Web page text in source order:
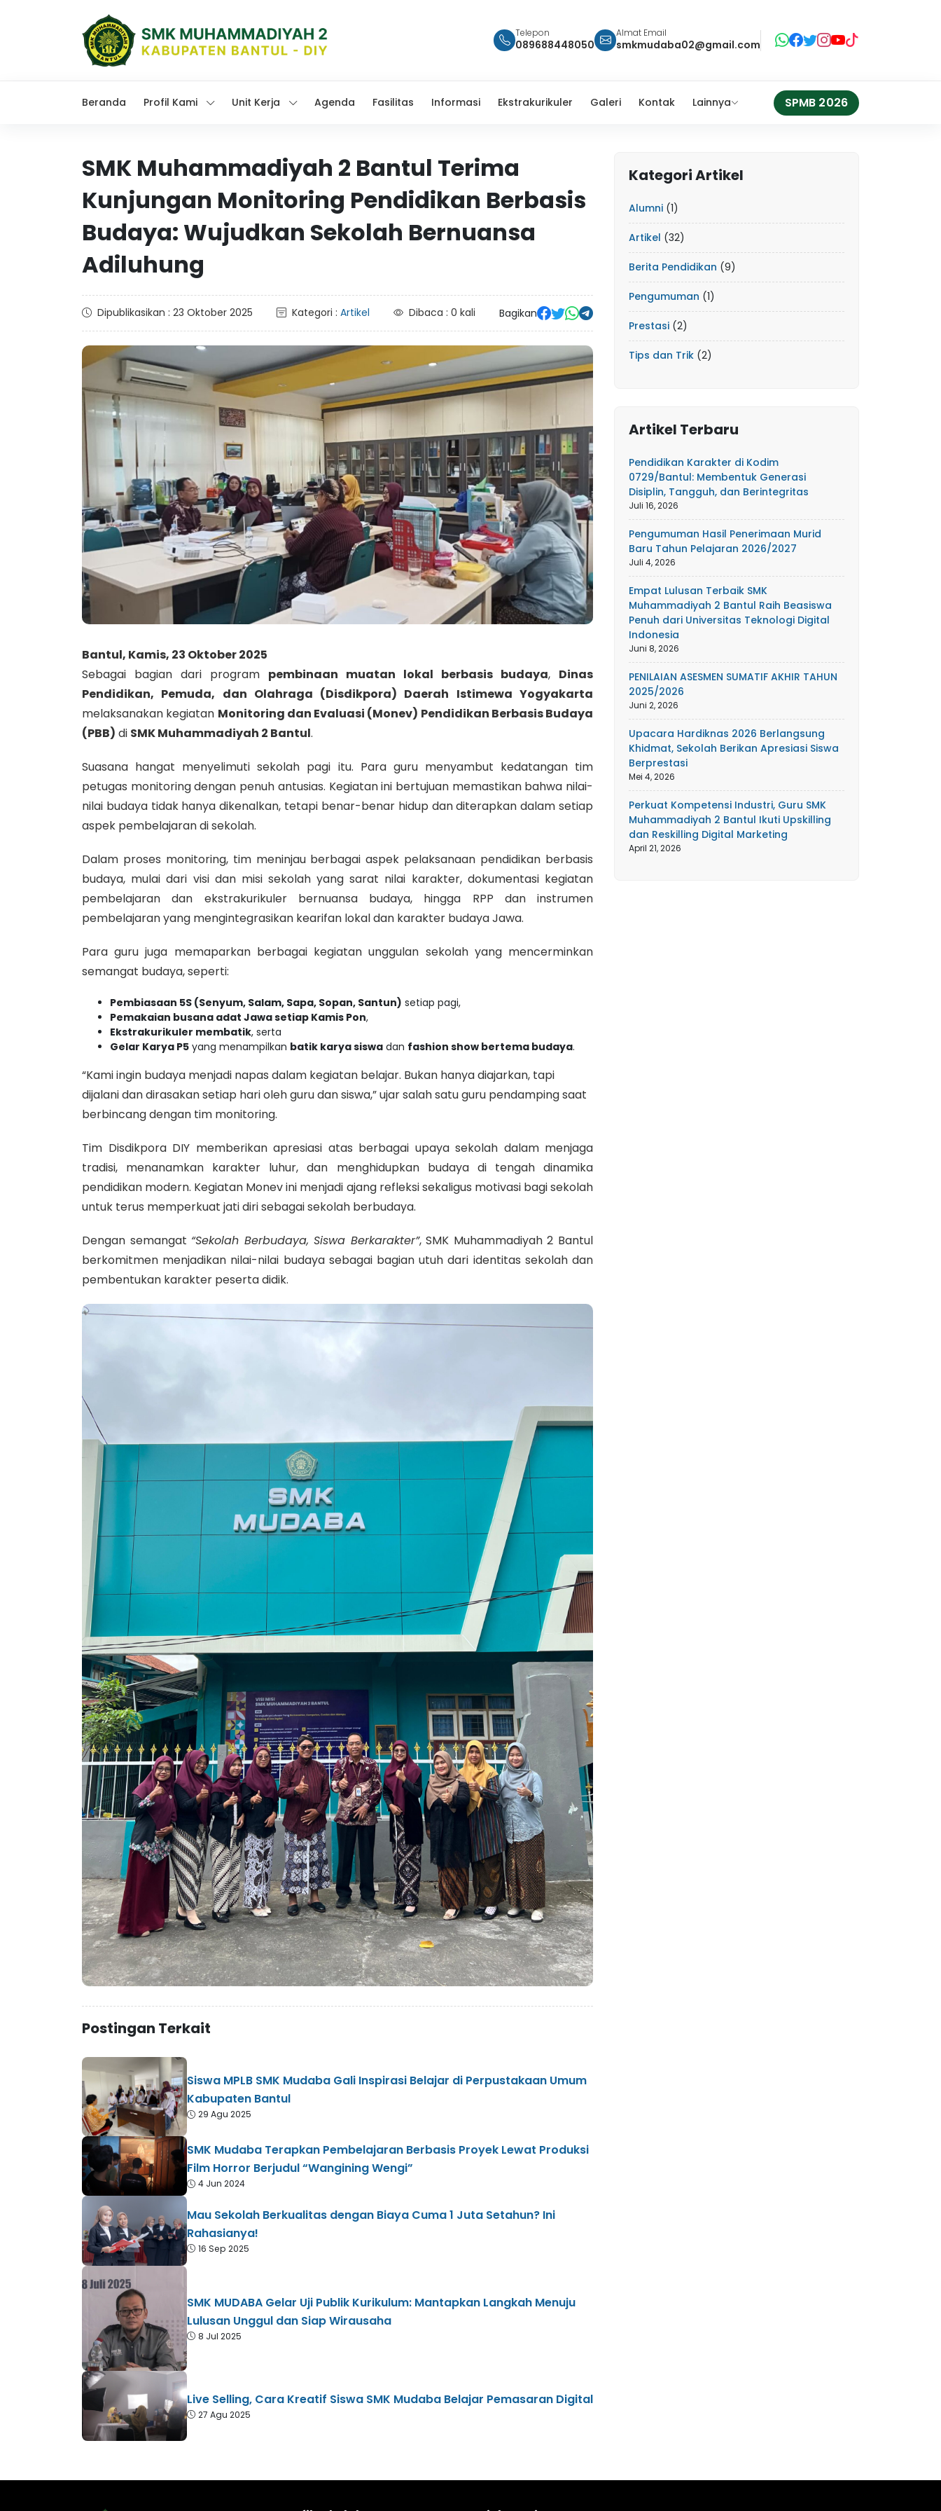
Telepon
089688448050
Almat Email
smkmudaba02@gmail.com
Beranda Profil Kami Unit Kerja Agenda Fasilitas Informasi Ekstrakurikuler Galeri Kontak Lainnya SPMB 2026
SMK Muhammadiyah 2 Bantul Terima
Kunjungan Monitoring Pendidikan Berbasis
Budaya: Wujudkan Sekolah Bernuansa
Adiluhung
Dipublikasikan : 23 Oktober 2025 Kategori : Artikel Dibaca : 0 kali Bagikan
Bantul, Kamis, 23 Oktober 2025
Sebagai bagian dari program pembinaan muatan lokal berbasis budaya, Dinas
Pendidikan, Pemuda, dan Olahraga (Disdikpora) Daerah Istimewa Yogyakarta
melaksanakan kegiatan Monitoring dan Evaluasi (Monev) Pendidikan Berbasis Budaya
(PBB) di SMK Muhammadiyah 2 Bantul.
Suasana hangat menyelimuti sekolah pagi itu. Para guru menyambut kedatangan tim
petugas monitoring dengan penuh antusias. Kegiatan ini bertujuan memastikan bahwa nilai-
nilai budaya tidak hanya dikenalkan, tetapi benar-benar hidup dan diterapkan dalam setiap
aspek pembelajaran di sekolah.
Dalam proses monitoring, tim meninjau berbagai aspek pelaksanaan pendidikan berbasis
budaya, mulai dari visi dan misi sekolah yang sarat nilai karakter, dokumentasi kegiatan
pembelajaran dan ekstrakurikuler bernuansa budaya, hingga RPP dan instrumen
pembelajaran yang mengintegrasikan kearifan lokal dan karakter budaya Jawa.
Para guru juga memaparkan berbagai kegiatan unggulan sekolah yang mencerminkan
semangat budaya, seperti:
Pembiasaan 5S (Senyum, Salam, Sapa, Sopan, Santun) setiap pagi,
Pemakaian busana adat Jawa setiap Kamis Pon,
Ekstrakurikuler membatik, serta
Gelar Karya P5 yang menampilkan batik karya siswa dan fashion show bertema budaya.
“Kami ingin budaya menjadi napas dalam kegiatan belajar. Bukan hanya diajarkan, tapi
dijalani dan dirasakan setiap hari oleh guru dan siswa,” ujar salah satu guru pendamping saat
berbincang dengan tim monitoring.
Tim Disdikpora DIY memberikan apresiasi atas berbagai upaya sekolah dalam menjaga
tradisi, menanamkan karakter luhur, dan menghidupkan budaya di tengah dinamika
pendidikan modern. Kegiatan Monev ini menjadi ajang refleksi sekaligus motivasi bagi sekolah
untuk terus memperkuat jati diri sebagai sekolah berbudaya.
Dengan semangat “Sekolah Berbudaya, Siswa Berkarakter”, SMK Muhammadiyah 2 Bantul
berkomitmen menjadikan nilai-nilai budaya sebagai bagian utuh dari identitas sekolah dan
pembentukan karakter peserta didik.
Postingan Terkait
Siswa MPLB SMK Mudaba Gali Inspirasi Belajar di Perpustakaan Umum
Kabupaten Bantul
29 Agu 2025
SMK Mudaba Terapkan Pembelajaran Berbasis Proyek Lewat Produksi
Film Horror Berjudul “Wangining Wengi”
4 Jun 2024
Mau Sekolah Berkualitas dengan Biaya Cuma 1 Juta Setahun? Ini
Rahasianya!
16 Sep 2025
SMK MUDABA Gelar Uji Publik Kurikulum: Mantapkan Langkah Menuju
Lulusan Unggul dan Siap Wirausaha
8 Jul 2025
Live Selling, Cara Kreatif Siswa SMK Mudaba Belajar Pemasaran Digital
27 Agu 2025
Kategori Artikel
Alumni (1)
Artikel (32)
Berita Pendidikan (9)
Pengumuman (1)
Prestasi (2)
Tips dan Trik (2)
Artikel Terbaru
Pendidikan Karakter di Kodim
0729/Bantul: Membentuk Generasi
Disiplin, Tangguh, dan Berintegritas
Juli 16, 2026
Pengumuman Hasil Penerimaan Murid
Baru Tahun Pelajaran 2026/2027
Juli 4, 2026
Empat Lulusan Terbaik SMK
Muhammadiyah 2 Bantul Raih Beasiswa
Penuh dari Universitas Teknologi Digital
Indonesia
Juni 8, 2026
PENILAIAN ASESMEN SUMATIF AKHIR TAHUN
2025/2026
Juni 2, 2026
Upacara Hardiknas 2026 Berlangsung
Khidmat, Sekolah Berikan Apresiasi Siswa
Berprestasi
Mei 4, 2026
Perkuat Kompetensi Industri, Guru SMK
Muhammadiyah 2 Bantul Ikuti Upskilling
dan Reskilling Digital Marketing
April 21, 2026